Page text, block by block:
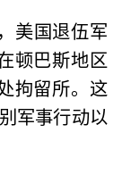
美国退伍军
顿巴斯地区
拘留所。这
军事行动以